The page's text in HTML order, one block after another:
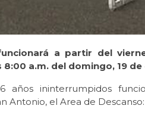
a partir del
8:00 a.m. del domingo, 19
años ininterrumpidos
Antonio, el Area de